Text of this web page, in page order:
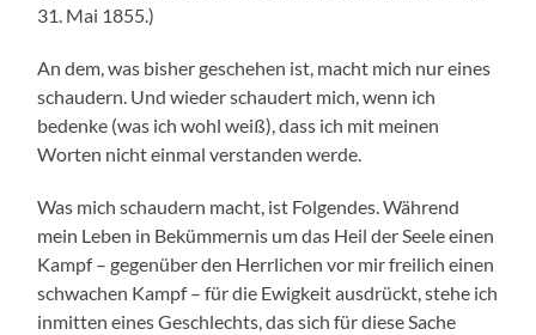
31. Mai 1855.)
An dem, was bisher geschehen ist, macht mich nur eines
schaudern. Und wieder schaudert mich, wenn ich
bedenke (was ich wohl weiß), dass ich mit meinen
Worten nicht einmal verstanden werde.
Was mich schaudern macht, ist Folgendes. Während
mein Leben in Bekümmernis um das Heil der Seele einen
Kampf – gegenüber den Herrlichen vor mir freilich einen
schwachen Kampf – für die Ewigkeit ausdrückt, stehe ich
inmitten eines Geschlechts, das sich für diese Sache